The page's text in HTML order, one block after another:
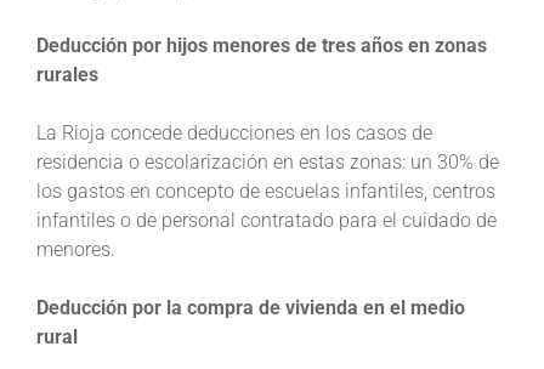
Deducción por hijos menores de tres años en zonas
rurales
La Rioja concede deducciones en los casos de
residencia o escolarización en estas zonas: un 30% de
los gastos en concepto de escuelas infantiles, centros
infantiles o de personal contratado para el cuidado de
menores.
Deducción por la compra de vivienda en el medio
rural